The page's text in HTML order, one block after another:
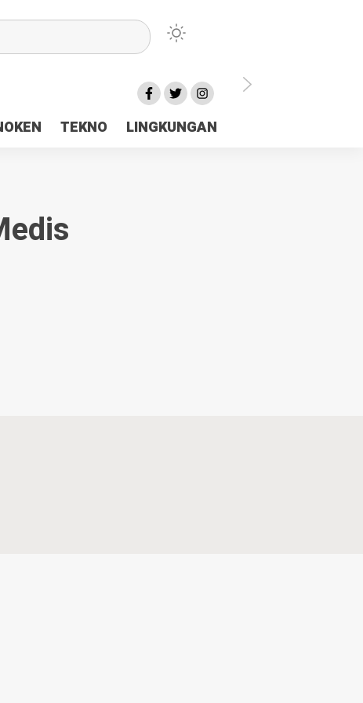
TEKNO LINGKUNGAN
Ceria Tanah Papua
Rp23 Miliar Disorot